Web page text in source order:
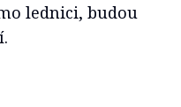
lednici, budou